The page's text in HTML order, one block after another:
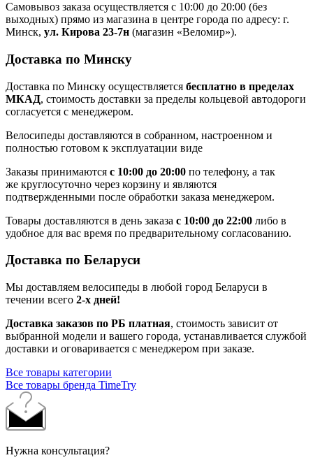
Самовывоз заказа осуществляется с 10:00 до 20:00 (без
выходных) прямо из магазина в центре города по адресу: г.
Минск, ул. Кирова 23-7н (магазин «Веломир»).
Доставка по Минску
Доставка по Минску осуществляется бесплатно в пределах
МКАД, стоимость доставки за пределы кольцевой автодороги
согласуется с менеджером.
Велосипеды доставляются в собранном, настроенном и
полностью готовом к эксплуатации виде
Заказы принимаются с 10:00 до 20:00 по телефону, а так
же круглосуточно через корзину и являются
подтвержденными после обработки заказа менеджером.
Товары доставляются в день заказа с 10:00 до 22:00 либо в
удобное для вас время по предварительному согласованию.
Доставка по Беларуси
Мы доставляем велосипеды в любой город Беларуси в
течении всего 2-х дней!
Доставка заказов по РБ платная, стоимость зависит от
выбранной модели и вашего города, устанавливается службой
доставки и оговаривается с менеджером при заказе.
Все товары категории
Все товары бренда TimeTry
Нужна консультация?